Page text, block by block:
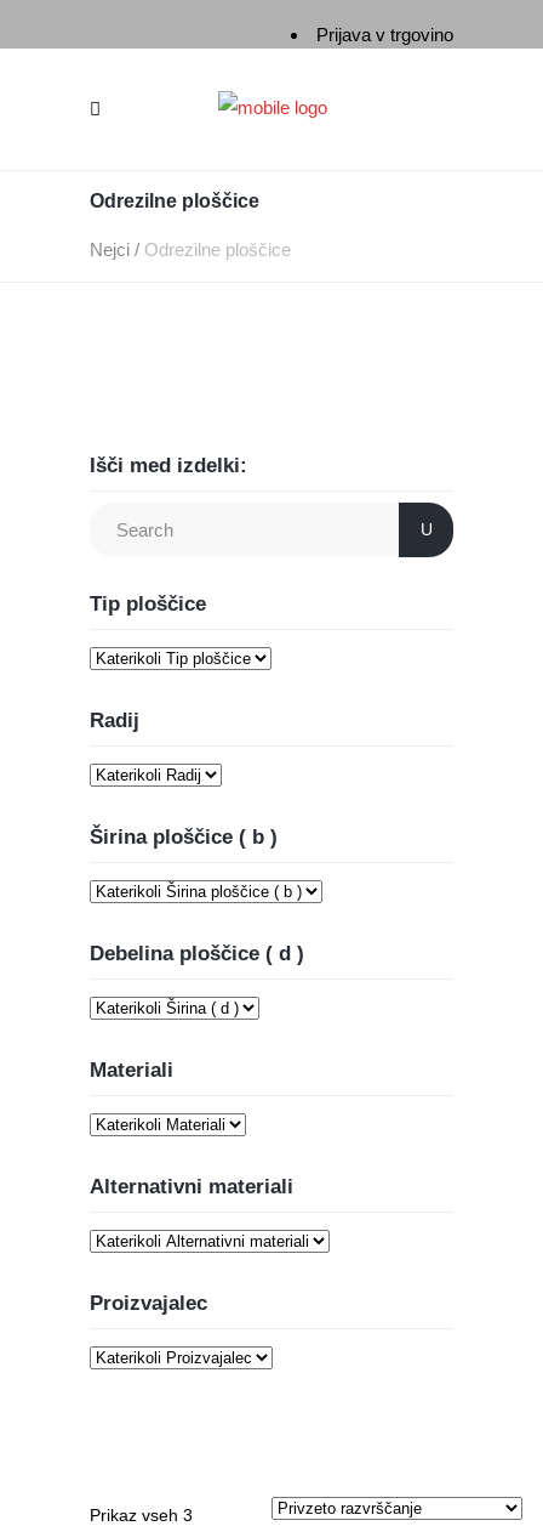
Prijava v trgovino
Odrezilne ploščice
Nejci / Odrezilne ploščice
Išči med izdelki:
U
Tip ploščice
Radij
Širina ploščice ( b )
Debelina ploščice ( d )
Materiali
Alternativni materiali
Proizvajalec
Prikaz vseh 3